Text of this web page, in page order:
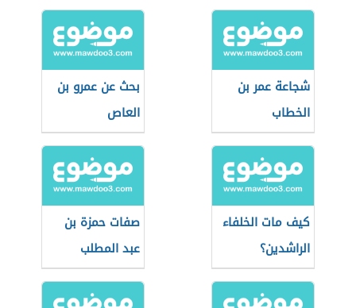
شجاعة عمر بن
الخطاب
بحث عن عمرو بن
العاص
كيف مات الخلفاء
الراشدين؟
صفات حمزة بن
عبد المطلب